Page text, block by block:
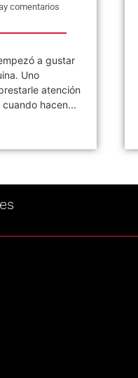
comentarios
a gustar
Uno
atención
hacen...